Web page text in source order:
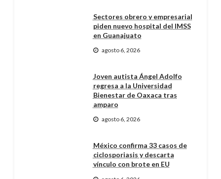
Sectores obrero y empresarial
piden nuevo hospital del IMSS
en Guanajuato
agosto 6, 2026
Joven autista Ángel Adolfo
regresa a la Universidad
Bienestar de Oaxaca tras
amparo
agosto 6, 2026
México confirma 33 casos de
ciclosporiasis y descarta
vínculo con brote en EU